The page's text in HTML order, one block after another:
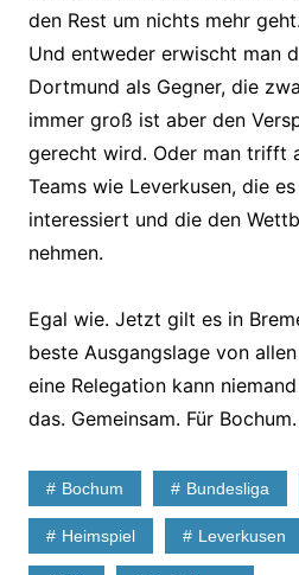
den Rest um nichts mehr geht.
Und entweder erwischt man
Dortmund als Gegner, die
immer groß ist aber den
gerecht wird. Oder man trifft
Teams wie Leverkusen, die
interessiert und die den
nehmen.
Egal wie. Jetzt gilt es in
beste Ausgangslage von
eine Relegation kann
das. Gemeinsam. Für
Bochum Bundesliga
Heimspiel Leverkusen